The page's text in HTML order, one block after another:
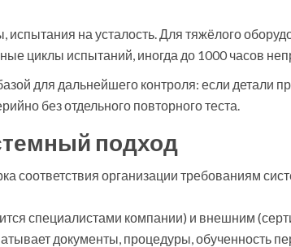
испытания на усталость. Для тяжёлого
циклы испытаний, иногда до 1000 часов
для дальнейшего контроля: если детали
без отдельного повторного теста.
подход
соответствия организации требованиям
специалистами компании) и внешним
документы, процедуры, обученность